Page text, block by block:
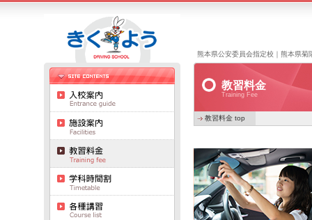
熊本県公安委員会指定校｜熊本県菊
教習料金
Training Fee
教習料金 top